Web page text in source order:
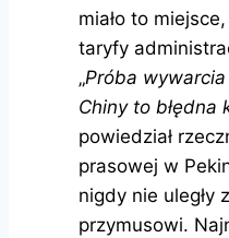
miało to
taryfy
„Próba
Chiny to błędna
powiedział
prasowej w
nigdy nie uległy
przymusowi.